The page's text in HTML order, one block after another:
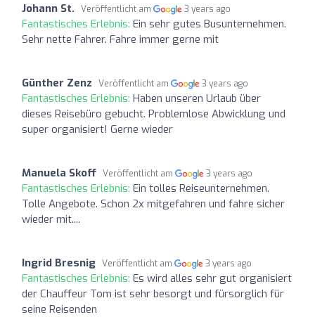
Johann St. Veröffentlicht am 3 years ago
Fantastisches Erlebnis: Ein sehr gutes Busunternehmen.
Sehr nette Fahrer. Fahre immer gerne mit
Günther Zenz Veröffentlicht am 3 years ago
Fantastisches Erlebnis: Haben unseren Urlaub über
dieses Reisebüro gebucht. Problemlose Abwicklung und
super organisiert! Gerne wieder
Manuela Skoff Veröffentlicht am 3 years ago
Fantastisches Erlebnis: Ein tolles Reiseunternehmen.
Tolle Angebote. Schon 2x mitgefahren und fahre sicher
wieder mit....
Ingrid Bresnig Veröffentlicht am 3 years ago
Fantastisches Erlebnis: Es wird alles sehr gut organisiert
der Chauffeur Tom ist sehr besorgt und fürsorglich für
seine Reisenden